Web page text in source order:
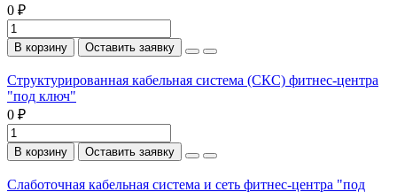
0 ₽
В корзину Оставить заявку
Структурированная кабельная система (СКС) фитнес-центра
"под ключ"
0 ₽
В корзину Оставить заявку
Слаботочная кабельная система и сеть фитнес-центра "под